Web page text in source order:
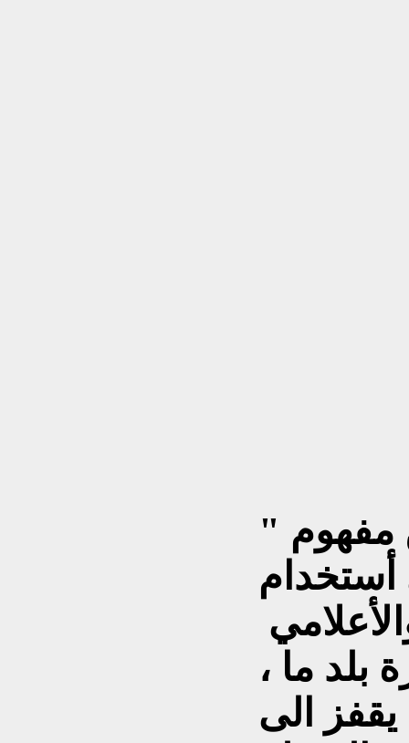
مفهوم "
أستخدام
بلد ما ،
يقفز الى